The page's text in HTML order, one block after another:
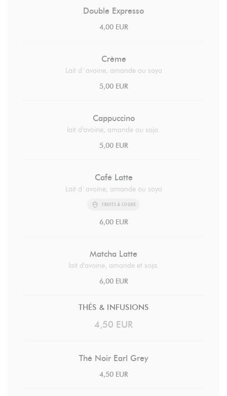
Double Expresso
4,00 EUR
Crème
Lait d`avoine, amande ou soya
5,00 EUR
Cappuccino
lait d'avoine, amande ou soja.
5,00 EUR
Café Latte
Lait d`avoine, amande ou soya
FRUITS À COQUE
6,00 EUR
Matcha Latte
lait d'avoine, amande et soja.
6,00 EUR
THÉS & INFUSIONS
4,50 EUR
Thé Noir Earl Grey
4,50 EUR